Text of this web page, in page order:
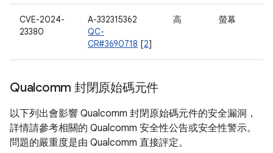
CVE-2024-
23380
A-332315362
QC-
CR#3690718 [2]
高 螢幕
Qualcomm 封閉原始碼元件
以下列出會影響 Qualcomm 封閉原始碼元件的安全漏洞，
詳情請參考相關的 Qualcomm 安全性公告或安全性警示。
問題的嚴重度是由 Qualcomm 直接評定。